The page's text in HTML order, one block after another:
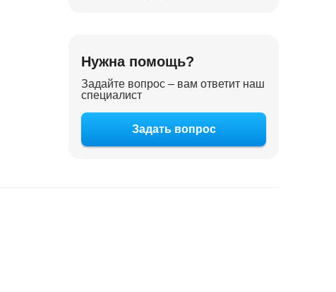
Нужна помощь?
Задайте вопрос – вам ответит наш
специалист
Задать вопрос